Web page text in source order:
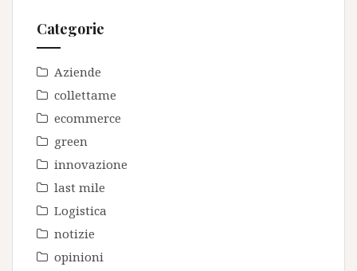
Categorie
Aziende
collettame
ecommerce
green
innovazione
last mile
Logistica
notizie
opinioni